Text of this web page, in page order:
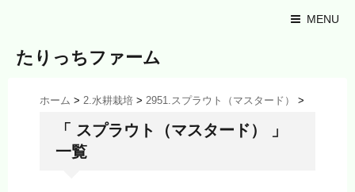
MENU
たりっちファーム
ホーム > 2.水耕栽培 > 2951.スプラウト（マスタード） >
「 スプラウト（マスタード） 」
一覧